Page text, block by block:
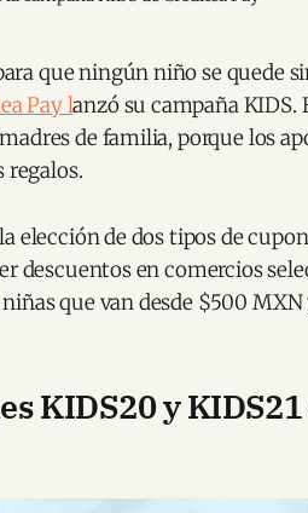
que ningún niño se quede
Pay lanzó su campaña KIDS.
de familia, porque los
regalos.
elección de dos tipos de
descuentos en comercios
que van desde $500
KIDS20 y